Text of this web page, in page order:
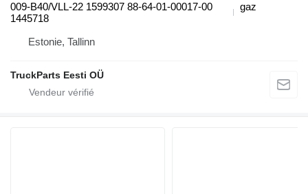
009-B40/VLL-22 1599307 88-64-01-00017-00
1445718
gaz
Estonie, Tallinn
TruckParts Eesti OÜ